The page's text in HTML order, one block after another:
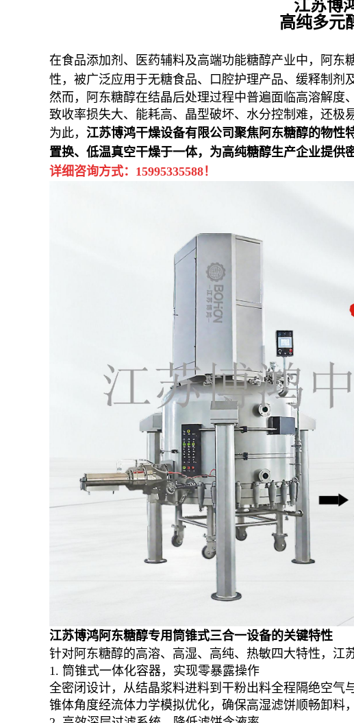
江苏博
高纯多元
在食品添加剂、医药辅料及高端功能糖醇产业中，阿
性，被广泛应用于无糖食品、口腔护理产品、缓释制剂
然而，阿东糖醇在结晶后处理过程中普遍面临高溶解
致收率损失大、能耗高、晶型破坏、水分控制难，还极
为此， 江苏博鸿干燥设备有限公司聚焦阿东糖醇的物
置换、低温真空干燥于一体，为高纯糖醇生产企业提供
详细咨询方式：15995335588！
江苏博鸿阿东糖醇专用筒锥式三合一设备的关键特性
针对阿东糖醇的高溶、高湿、高纯、热敏四大特性，江
1. 筒锥式一体化容器，实现零暴露操作
全密闭设计，从结晶浆料进料到干粉出料全程隔绝空气
锥体角度经流体力学模拟优化，确保高湿滤饼顺畅卸料